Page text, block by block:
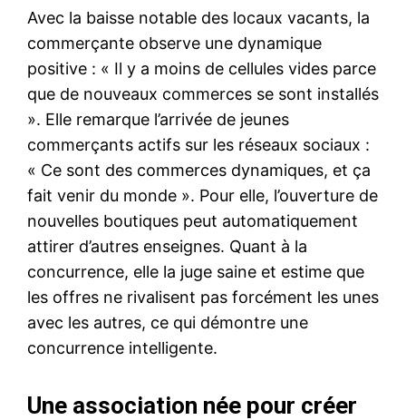
Avec la baisse notable des locaux vacants, la
commerçante observe une dynamique
positive : « Il y a moins de cellules vides parce
que de nouveaux commerces se sont installés
». Elle remarque l’arrivée de jeunes
commerçants actifs sur les réseaux sociaux :
« Ce sont des commerces dynamiques, et ça
fait venir du monde ». Pour elle, l’ouverture de
nouvelles boutiques peut automatiquement
attirer d’autres enseignes. Quant à la
concurrence, elle la juge saine et estime que
les offres ne rivalisent pas forcément les unes
avec les autres, ce qui démontre une
concurrence intelligente.
Une association née pour créer